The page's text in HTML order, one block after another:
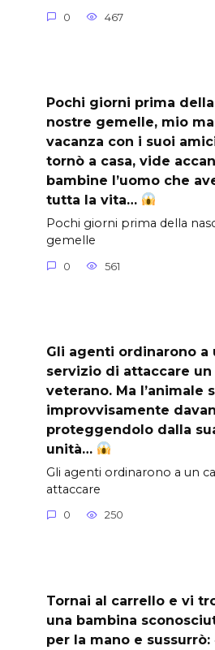
0 467
Pochi giorni prima
nostre gemelle, mio
vacanza con i suoi
tornò a casa, vide
bambine l’uomo che
tutta la vita…
Pochi giorni prima della
gemelle
0 561
Gli agenti ordinarono a
servizio di attaccare un
veterano. Ma l’animale
improvvisamente
proteggendolo dalla
unità…
Gli agenti ordinarono a un
attaccare
0 250
Tornai al carrello e vi
una bambina
per la mano e sussurrò: